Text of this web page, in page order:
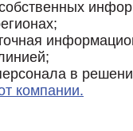
в
компании.